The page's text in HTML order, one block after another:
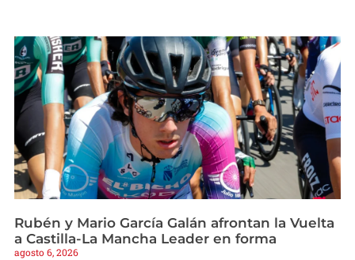
Rubén y Mario García Galán afrontan la Vuelta
a Castilla-La Mancha Leader en forma
agosto 6, 2026